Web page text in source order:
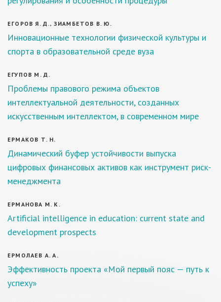
ЕГОРОВ Я. Д., ЗИАМБЕТОВ В. Ю.
Инновационные технологии физической культуры и
спорта в образовательной среде вуза
ЕГУПОВ М. Д.
Проблемы правового режима объектов
интеллектуальной деятельности, созданных
искусственным интеллектом, в современном мире
ЕРМАКОВ Т. Н.
Динамический буфер устойчивости выпуска
цифровых финансовых активов как инструмент риск-
менеджмента
ЕРМАНОВА М. К.
Artificial intelligence in education: current state and
development prospects
ЕРМОЛАЕВ А. А.
Эффективность проекта «Мой первый пояс — путь к
успеху»